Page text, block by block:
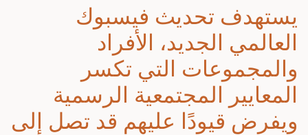
يستهدف تحديث فيسبوك
العالمي الجديد، الأفراد
والمجموعات التي تكسر
المعايير المجتمعية الرسمية
ويفرض قيودًا عليهم قد تصل إلى